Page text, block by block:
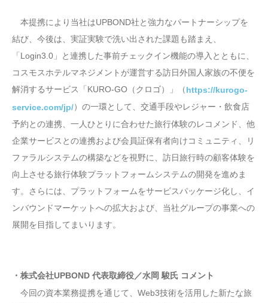
本提携により当社はUPBOND社と強力なパートナーシップを
結び、今後は、実証実験で洗い出された課題も踏まえ、
「Login3.0」と連携した事前チェックイン機能の導入とともに、
コスモスホテルマネジメントが運営する訪日外国人家族の不便を
解消するサービス「KURO-GO（クロゴ）」（https://kurogo-
service.com/jp/）の一環として、交通手段やレジャー・飲食店
予約との連携、一人ひとりに合わせた旅行体験のレコメンド、他
企業サービスとの連携および会員証保有者向けコミュニティ、リ
ファラルシステムの構築などを視野に、訪日旅行時の顧客体験を
向上させる旅行体験プラットフォームシステムの開発を進めま
す。さらには、プラットフォームをサービスパッケージ化し、イ
ンバウンドマーケットへの拡大および、当社グループの事業への
展開を目指してまいります。
・株式会社UPBOND 代表取締役／水岡 駿氏 コメント
今回の資本業務提携を通じて、Web3技術を活用した新たな旅